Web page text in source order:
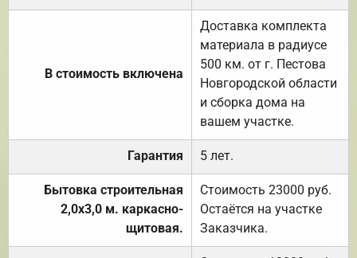
В стоимость включена
Доставка комплекта
материала в радиусе
500 км. от г. Пестова
Новгородской области
и сборка дома на
вашем участке.
Гарантия 5 лет.
Бытовка строительная
2,0х3,0 м. каркасно-
щитовая.
Стоимость 23000 руб.
Остаётся на участке
Заказчика.